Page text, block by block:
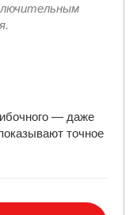
— даже
точное